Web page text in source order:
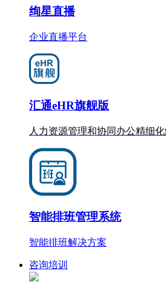
绚星直播
企业直播平台
汇通eHR旗舰版
人力资源管理和协同办公精细化
智能排班管理系统
智能排班解决方案
咨询培训